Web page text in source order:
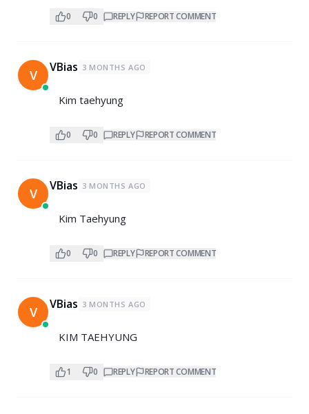
0 0 REPLY REPORT COMMENT
V VBias 3 MONTHS AGO
Kim taehyung
0 0 REPLY REPORT COMMENT
V VBias 3 MONTHS AGO
Kim Taehyung
0 0 REPLY REPORT COMMENT
V VBias 3 MONTHS AGO
KIM TAEHYUNG
1 0 REPLY REPORT COMMENT